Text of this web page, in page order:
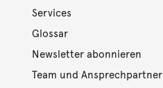
Services
Glossar
Newsletter abonnieren
Team und Ansprechpartner